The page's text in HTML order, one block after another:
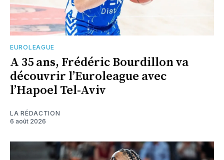
EUROLEAGUE
A 35 ans, Frédéric Bourdillon va
découvrir l’Euroleague avec
l’Hapoel Tel-Aviv
LA RÉDACTION
6 août 2026